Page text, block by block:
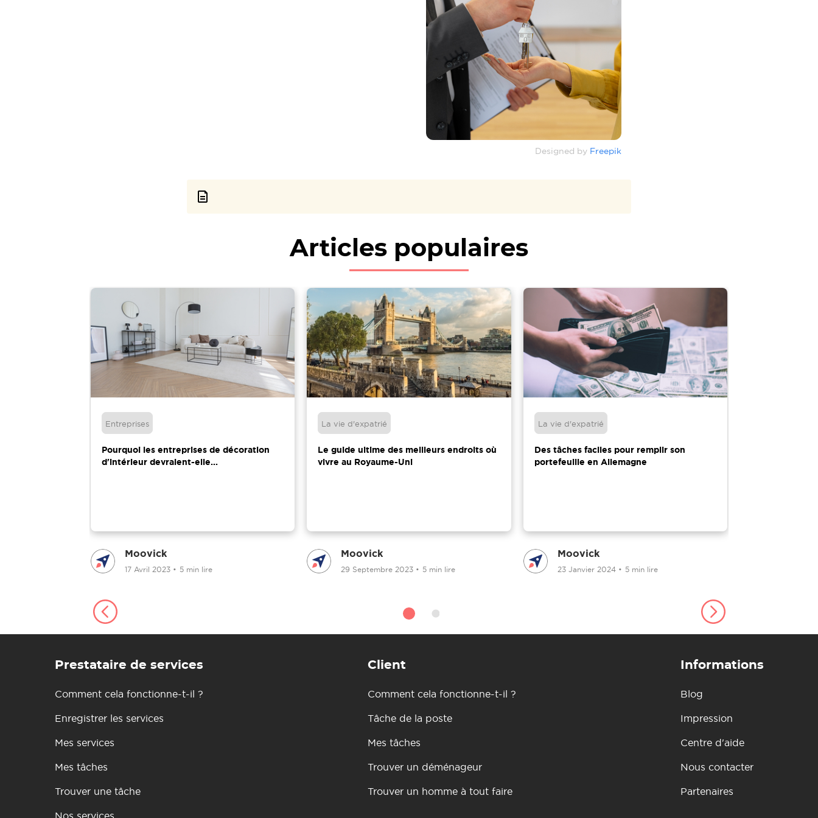
Designed by Freepik
Articles populaires
Entreprises
Pourquoi les entreprises de décoration
d'intérieur devraient-elle...
Moovick
17 Avril 2023 • 5 min lire
La vie d'expatrié
Le guide ultime des meilleurs endroits où
vivre au Royaume-Uni
Moovick
29 Septembre 2023 • 5 min lire
La vie d'expatrié
Des tâches faciles pour remplir son
portefeuille en Allemagne
Moovick
23 Janvier 2024 • 5 min lire
Prestataire de services
Comment cela fonctionne-t-il ?
Enregistrer les services
Mes services
Mes tâches
Trouver une tâche
Nos services
Client
Comment cela fonctionne-t-il ?
Tâche de la poste
Mes tâches
Trouver un déménageur
Trouver un homme à tout faire
Informations
Blog
Impression
Centre d'aide
Nous contacter
Partenaires